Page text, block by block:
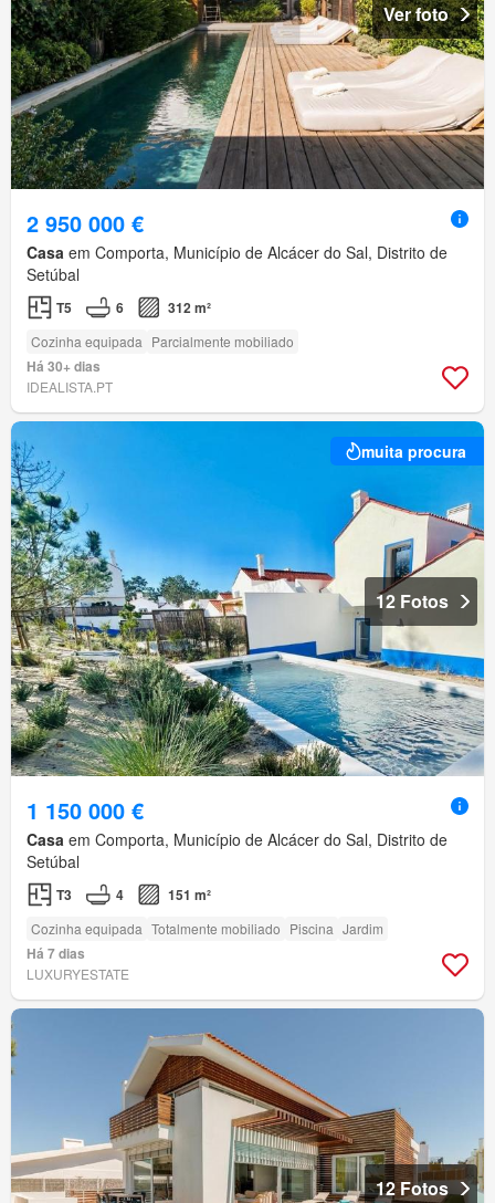
Ver foto
2 950 000 €
Casa em Comporta, Município de Alcácer do Sal, Distrito de
Setúbal
T5 6 312 m²
Cozinha equipada Parcialmente mobiliado
Há 30+ dias
IDEALISTA.PT
muita procura
12 Fotos
1 150 000 €
Casa em Comporta, Município de Alcácer do Sal, Distrito de
Setúbal
T3 4 151 m²
Cozinha equipada Totalmente mobiliado Piscina Jardim
Há 7 dias
LUXURYESTATE
12 Fotos